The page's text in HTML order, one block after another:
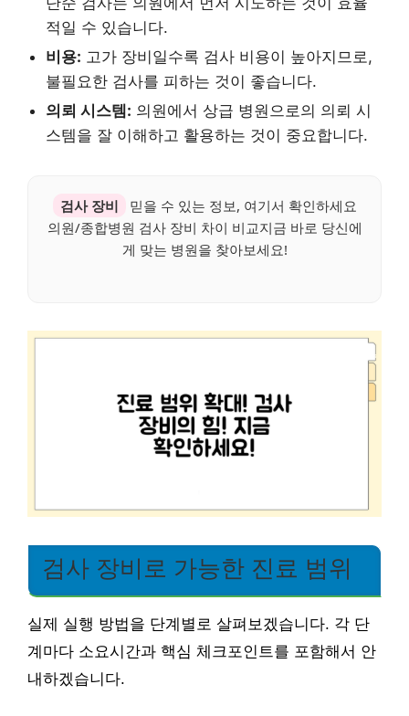
적일 수 있습니다.
비용: 고가 장비일수록 검사 비용이 높아지므로,
불필요한 검사를 피하는 것이 좋습니다.
의뢰 시스템: 의원에서 상급 병원으로의 의뢰 시
스템을 잘 이해하고 활용하는 것이 중요합니다.
검사 장비
믿을 수 있는 정보, 여기서 확인하세요
의원/종합병원 검사 장비 차이 비교지금 바로 당신에
게 맞는 병원을 찾아보세요!
검사 장비로 가능한 진료 범위
실제 실행 방법을 단계별로 살펴보겠습니다. 각 단
계마다 소요시간과 핵심 체크포인트를 포함해서 안
내하겠습니다.